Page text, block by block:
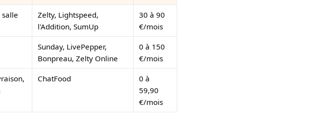
salle
Zelty, Lightspeed,
l'Addition, SumUp
30 à 90
€/mois
Sunday, LivePepper,
Bonpreau, Zelty Online
0 à 150
€/mois
ChatFood
0 à
59,90
€/mois